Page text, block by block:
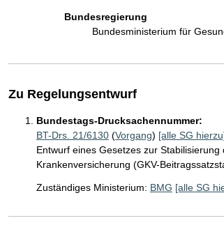
Bundesregierung
Bundesministerium für
Zu Regelungsentwurf
Bundestags-Drucksachennummer:
BT-Drs. 21/6130(Vorgang) [alle SG
Entwurf eines Gesetzes zur
Krankenversicherung (GKV-
Zuständiges Ministerium: BMG [alle SG